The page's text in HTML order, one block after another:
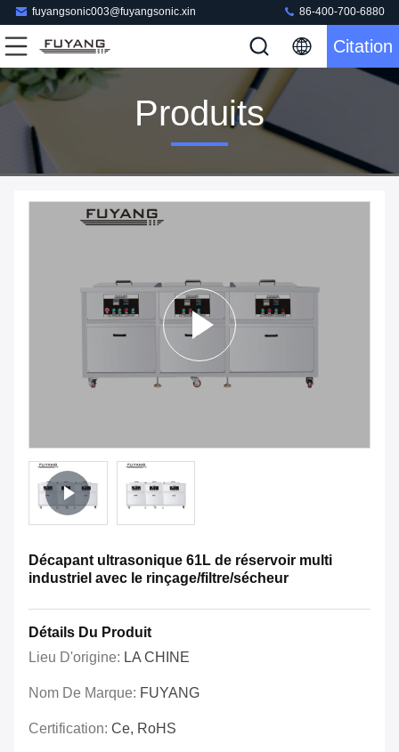
fuyangsonic003@fuyangsonic.xin 86-400-700-6880
Citation
Produits
Décapant ultrasonique 61L de réservoir multi
industriel avec le rinçage/filtre/sécheur
Détails Du Produit
Lieu D'origine: LA CHINE
Nom De Marque: FUYANG
Certification: Ce, RoHS